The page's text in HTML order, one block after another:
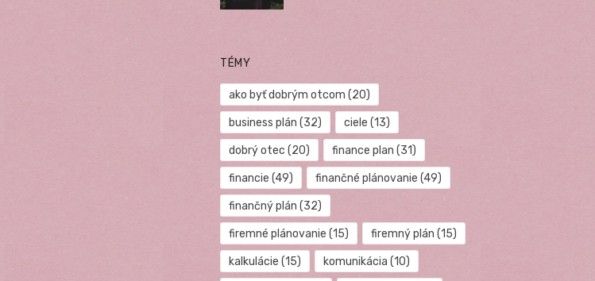
TÉMY
ako byť dobrým otcom (20)
business plán (32) ciele (13)
dobrý otec (20) finance plan (31)
financie (49) finančné plánovanie (49)
finančný plán (32)
firemné plánovanie (15) firemný plán (15)
kalkulácie (15) komunikácia (10)